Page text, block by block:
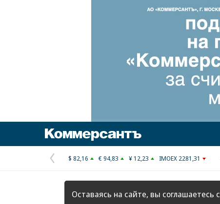
Предыдущая
страница
$ 82,16 € 94,83 ¥ 12,23 IMOEX 2281,31
Оставаясь на сайте, вы соглашаетесь с